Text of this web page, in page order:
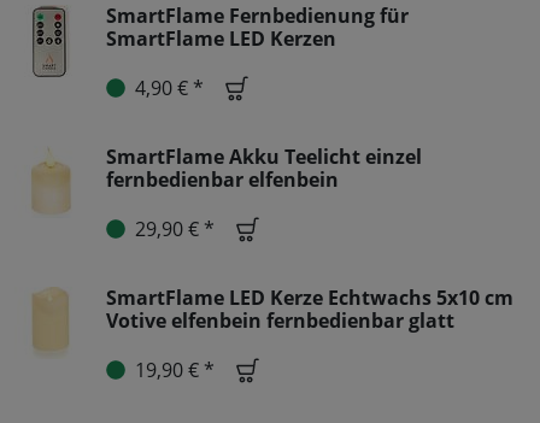
SmartFlame Fernbedienung für
SmartFlame LED Kerzen
4,90 € *
SmartFlame Akku Teelicht einzel
fernbedienbar elfenbein
29,90 € *
SmartFlame LED Kerze Echtwachs 5x10 cm
Votive elfenbein fernbedienbar glatt
19,90 € *